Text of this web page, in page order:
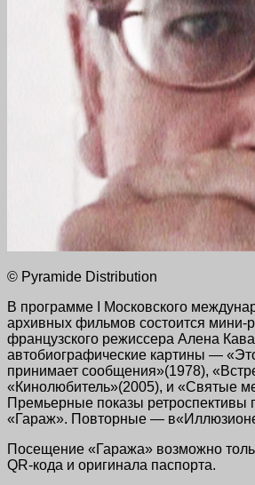
© Pyramide Distribution
В программе I Московского
архивных фильмов состоится мини-
французского режиссера Алена
автобиографические картины —
принимает сообщения»(1978),
«Кинолюбитель»(2005), и «Святые
Премьерные показы ретроспективы
«Гараж». Повторные —
Посещение «Гаража» возможно
QR-кода и оригинала паспорта.